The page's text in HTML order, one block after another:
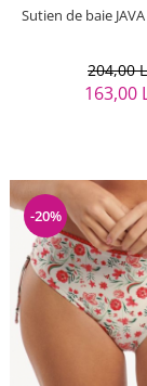
Sutien de baie
204,00
163,00
-20%